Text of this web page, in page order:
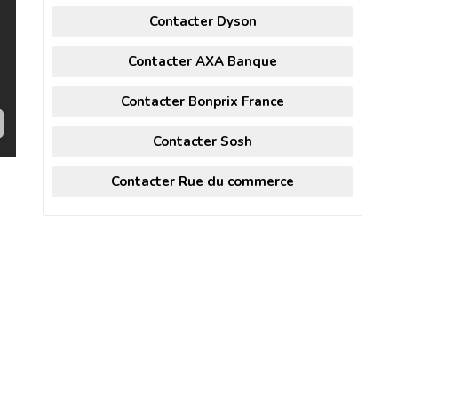
Contacter Dyson
Contacter AXA Banque
Contacter Bonprix France
Contacter Sosh
Contacter Rue du commerce